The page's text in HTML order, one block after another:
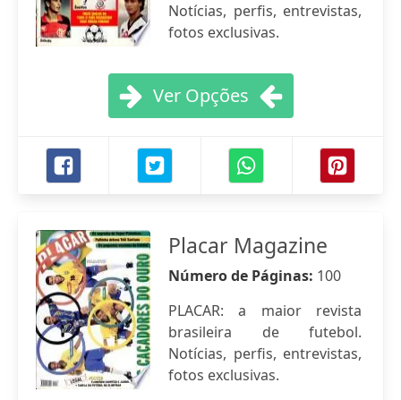
Notícias, perfis, entrevistas,
fotos exclusivas.
Ver Opções
Placar Magazine
Número de Páginas: 100
PLACAR: a maior revista
brasileira de futebol.
Notícias, perfis, entrevistas,
fotos exclusivas.